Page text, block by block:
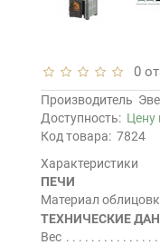
0
Производитель
Доступность: Цену
Код товара: 7824
Характеристики
ПЕЧИ
Материал
ТЕХНИЧЕСКИЕ
Вес